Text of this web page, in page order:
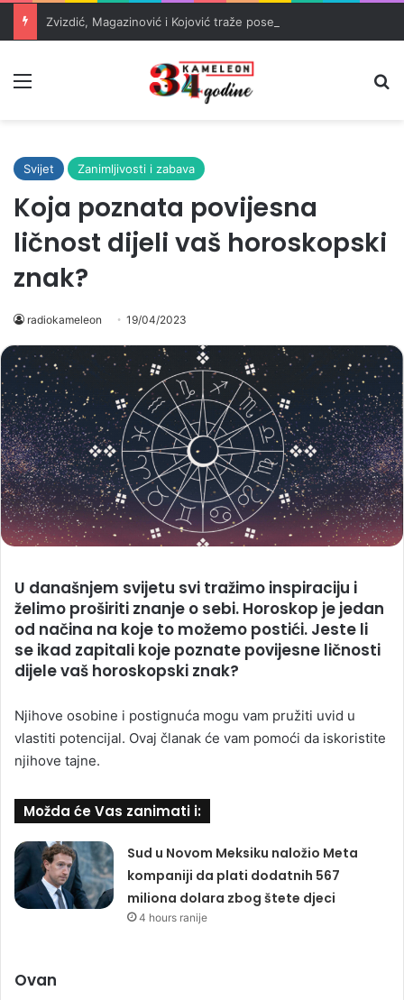
Svijet Zanimljivosti i zabava
Koja poznata povijesna
ličnost dijeli vaš horoskopski
znak?
radiokameleon 19/04/2023
U današnjem svijetu svi tražimo inspiraciju i
želimo proširiti znanje o sebi. Horoskop je jedan
od načina na koje to možemo postići. Jeste li
se ikad zapitali koje poznate povijesne ličnosti
dijele vaš horoskopski znak?
Njihove osobine i postignuća mogu vam pružiti uvid u
vlastiti potencijal. Ovaj članak će vam pomoći da iskoristite
njihove tajne.
Možda će Vas zanimati i:
Sud u Novom Meksiku naložio Meta
kompaniji da plati dodatnih 567
miliona dolara zbog štete djeci
4 hours ranije
Ovan